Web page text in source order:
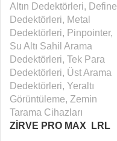
Altın Dedektörleri, Define
Dedektörleri, Metal
Dedektörleri, Pinpointer,
Su Altı Sahil Arama
Dedektörleri, Tek Para
Dedektörleri, Üst Arama
Dedektörleri, Yeraltı
Görüntüleme, Zemin
Tarama Cihazları
ZİRVE PRO MAX LRL